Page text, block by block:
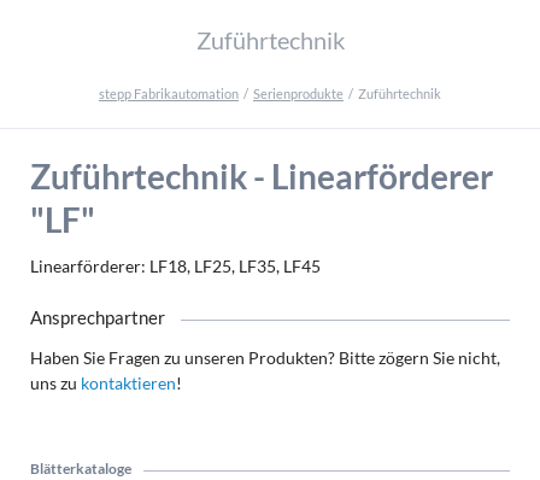
Zuführtechnik
stepp Fabrikautomation Serienprodukte Zuführtechnik
Zuführtechnik - Linearförderer
"LF"
Linearförderer: LF18, LF25, LF35, LF45
Ansprechpartner
Haben Sie Fragen zu unseren Produkten? Bitte zögern Sie nicht,
uns zu kontaktieren!
Blätterkataloge